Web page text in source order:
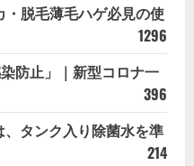
・脱毛薄毛ハゲ必見の使
1296
防止」｜新型コロナ一
396
タンク入り除菌水を準
214